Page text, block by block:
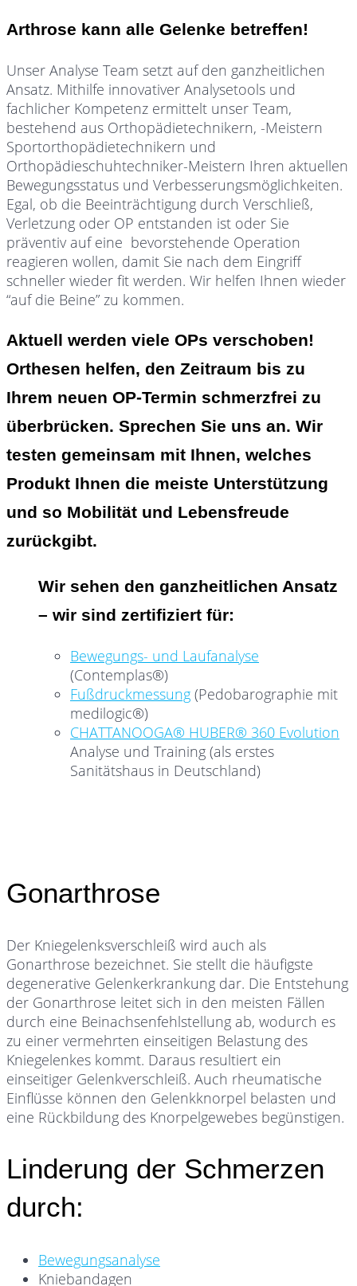
Arthrose kann alle Gelenke betreffen!
Unser Analyse Team setzt auf den ganzheitlichen
Ansatz. Mithilfe innovativer Analysetools und
fachlicher Kompetenz ermittelt unser Team,
bestehend aus Orthopädietechnikern, -Meistern
Sportorthopädietechnikern und
Orthopädieschuhtechniker-Meistern Ihren aktuellen
Bewegungsstatus und Verbesserungsmöglichkeiten.
Egal, ob die Beeinträchtigung durch Verschließ,
Verletzung oder OP entstanden ist oder Sie
präventiv auf eine bevorstehende Operation
reagieren wollen, damit Sie nach dem Eingriff
schneller wieder fit werden. Wir helfen Ihnen wieder
“auf die Beine” zu kommen.
Aktuell werden viele OPs verschoben!
Orthesen helfen, den Zeitraum bis zu
Ihrem neuen OP-Termin schmerzfrei zu
überbrücken. Sprechen Sie uns an. Wir
testen gemeinsam mit Ihnen, welches
Produkt Ihnen die meiste Unterstützung
und so Mobilität und Lebensfreude
zurückgibt.
Wir sehen den ganzheitlichen Ansatz
– wir sind zertifiziert für:
Bewegungs- und Laufanalyse
(Contemplas®)
Fußdruckmessung (Pedobarographie mit
medilogic®)
CHATTANOOGA® HUBER® 360 Evolution
Analyse und Training (als erstes
Sanitätshaus in Deutschland)
Gonarthrose
Der Kniegelenksverschleiß wird auch als
Gonarthrose bezeichnet. Sie stellt die häufigste
degenerative Gelenkerkrankung dar. Die Entstehung
der Gonarthrose leitet sich in den meisten Fällen
durch eine Beinachsenfehlstellung ab, wodurch es
zu einer vermehrten einseitigen Belastung des
Kniegelenkes kommt. Daraus resultiert ein
einseitiger Gelenkverschleiß. Auch rheumatische
Einflüsse können den Gelenkknorpel belasten und
eine Rückbildung des Knorpelgewebes begünstigen.
Linderung der Schmerzen
durch:
Bewegungsanalyse
Kniebandagen